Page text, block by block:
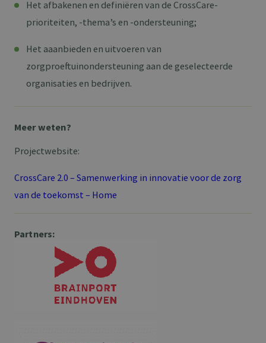
Het afbakenen en definiëren van de CrossCare-
prioriteiten, -thema’s en -ondersteuning;
Het aaanbieden en uitvoeren van
zorgproeftuinondersteuning aan de geselecteerde
organisaties en bedrijven.
Meer weten?
Projectwebsite:
CrossCare 2.0 – Samenwerking in innovatie voor de zorg
van de toekomst – Home
Partners: